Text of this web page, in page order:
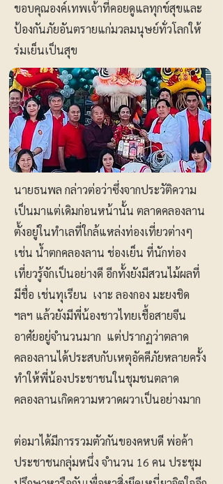
ขอบคุณองค์เทพเจ้าที่คอยดูแลทุกข์สุขและ
ป้องกันภัยอันตรายแก่มวลมนุษย์ทั่วโลกให้
ร่มเย็นเป็นสุข
นายธนพล กล่าวต่อว่าซึ่งจากประวัติความ
เป็นมาแต่เดิมก่อนหน้านั้น ตลาดคลองลาน
ตั้งอยู่ในทำเลที่ใกล้แหล่งท่องเที่ยวต่างๆ
เช่น น้ำตกคลองลาน ช่องเย็น ที่นักท่อง
เที่ยวรู้จักเป็นอย่างดี อีกทั้งยังมีสวนไม้ผลที่
มีชื่อ เช่นทุเรียน เงาะ ลองกอง มะยงชิด
ฯลฯ แล้วยังมีพี่น้องชาวไทยเชื้อสายจีน
อาศัยอยู่จำนวนมาก แต่ปรากฏว่าตลาด
คลองลานได้ประสบกับเหตุอัคคีภัยหลายครั้ง
ทำให้พี่น้องประชาชนในชุมชนตลาด
คลองลานเกิดความหวาดผวาเป็นอย่างมาก
ต่อมาได้มีการรวมตัวกันของคหบดี พ่อค้า
ประชาชนกลุ่มหนึ่ง จำนวน 16 คน ประชุม